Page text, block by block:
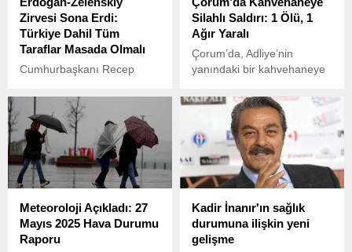
Zirvesi Sona Erdi:
Türkiye Dahil Tüm
Taraflar Masada Olmalı
Cumhurbaşkanı Recep
Devlet Başkanı Volodimir
Zelenskiy, baş başa
görüşmelerin ve çalışma
yemeğinin ardından ortak
bir basın toplantısı
düzenledi.
Silahlı Saldırı: 1 Ölü, 1
Ağır Yaralı
Çorum’da, Adliye’nin
yanındaki bir kahvehaneye
sonucu bir kişi hayatını
kaybetti, bir diğeri ise ağır
yaralandı.
Meteoroloji Açıkladı: 27
Mayıs 2025 Hava Durumu
Raporu
Kadir İnanır'ın sağlık
durumuna ilişkin yeni
gelişme